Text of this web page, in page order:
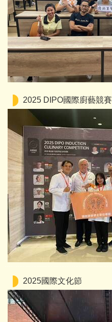
2025 DIPO國際廚藝競賽
2025國際文化節